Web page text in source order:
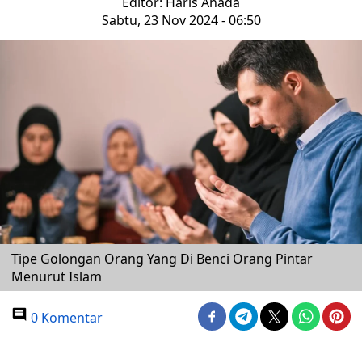
Sabtu, 23 Nov 2024 - 06:50
Tipe Golongan Orang Yang Di Benci Orang Pintar
Menurut Islam
0 Komentar